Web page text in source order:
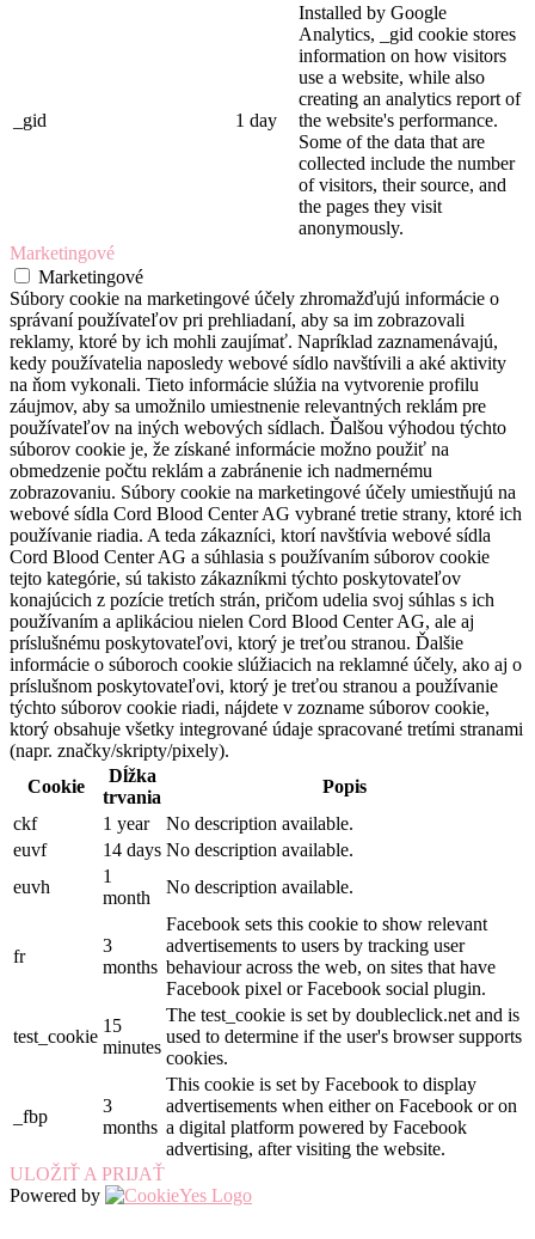
_gid 1 day
Installed by Google
Analytics, _gid cookie stores
information on how visitors
use a website, while also
creating an analytics report of
the website's performance.
Some of the data that are
collected include the number
of visitors, their source, and
the pages they visit
anonymously.
Marketingové
Marketingové
Súbory cookie na marketingové účely zhromažďujú informácie o
správaní používateľov pri prehliadaní, aby sa im zobrazovali
reklamy, ktoré by ich mohli zaujímať. Napríklad zaznamenávajú,
kedy používatelia naposledy webové sídlo navštívili a aké aktivity
na ňom vykonali. Tieto informácie slúžia na vytvorenie profilu
záujmov, aby sa umožnilo umiestnenie relevantných reklám pre
používateľov na iných webových sídlach. Ďalšou výhodou týchto
súborov cookie je, že získané informácie možno použiť na
obmedzenie počtu reklám a zabránenie ich nadmernému
zobrazovaniu. Súbory cookie na marketingové účely umiestňujú na
webové sídla Cord Blood Center AG vybrané tretie strany, ktoré ich
používanie riadia. A teda zákazníci, ktorí navštívia webové sídla
Cord Blood Center AG a súhlasia s používaním súborov cookie
tejto kategórie, sú takisto zákazníkmi týchto poskytovateľov
konajúcich z pozície tretích strán, pričom udelia svoj súhlas s ich
používaním a aplikáciou nielen Cord Blood Center AG, ale aj
príslušnému poskytovateľovi, ktorý je treťou stranou. Ďalšie
informácie o súboroch cookie slúžiacich na reklamné účely, ako aj o
príslušnom poskytovateľovi, ktorý je treťou stranou a používanie
týchto súborov cookie riadi, nájdete v zozname súborov cookie,
ktorý obsahuje všetky integrované údaje spracované tretími stranami
(napr. značky/skripty/pixely).
Cookie
Dĺžka
trvania
Popis
ckf
1 year
No description available.
euvf
14 days No description available.
euvh
1
month
No description available.
fr
3
months
Facebook sets this cookie to show relevant
advertisements to users by tracking user
behaviour across the web, on sites that have
Facebook pixel or Facebook social plugin.
test_cookie
15
minutes
The test_cookie is set by doubleclick.net and is
used to determine if the user's browser supports
cookies.
_fbp
3
months
This cookie is set by Facebook to display
advertisements when either on Facebook or on
a digital platform powered by Facebook
advertising, after visiting the website.
ULOŽIŤ A PRIJAŤ
Powered by